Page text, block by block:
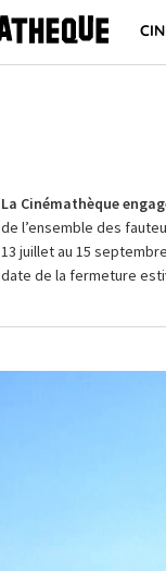
La Cinémathèque
de l’ensemble des
13 juillet au 15
date de la fermeture